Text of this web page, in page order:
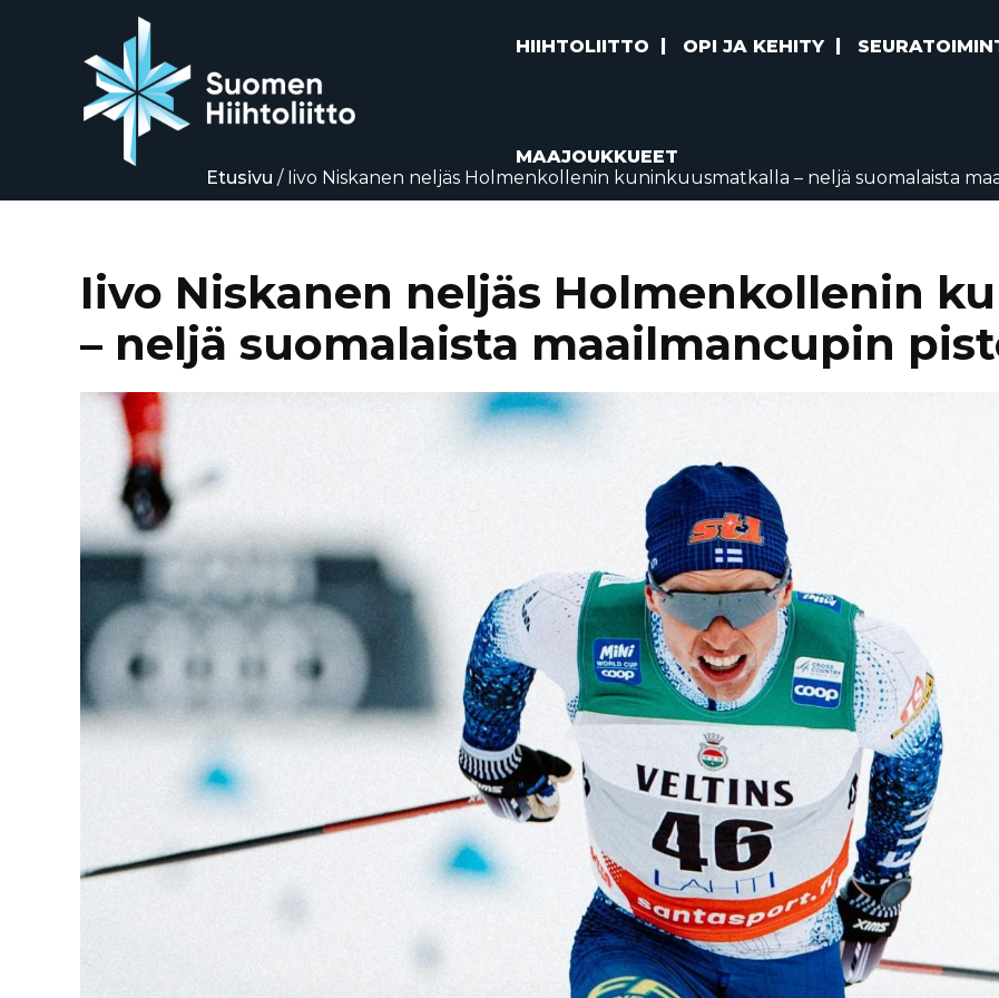
HIIHTOLIITTO OPI JA KEHITY
MAAJOUKKUEET
Etusivu / Iivo Niskanen neljäs Holmenkollenin kuninkuusmatkalla – neljä suomalaista
Iivo Niskanen neljäs Holmenkollenin
– neljä suomalaista maailmancupin